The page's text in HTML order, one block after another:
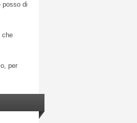
posso di
che
per